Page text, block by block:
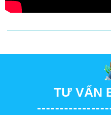
TƯ VẤN